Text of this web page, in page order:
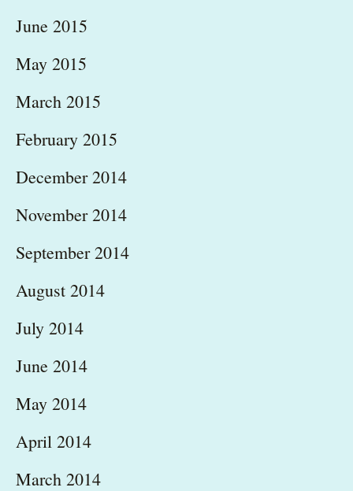
June 2015
May 2015
March 2015
February 2015
December 2014
November 2014
September 2014
August 2014
July 2014
June 2014
May 2014
April 2014
March 2014